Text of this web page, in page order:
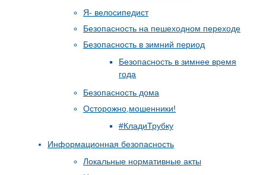
Я- велосипедист
Безопасность на пешеходном переходе
Безопасность в зимний период
Безопасность в зимнее время
года
Безопасность дома
Осторожно,мошенники!
#КладиТрубку
Информационная безопасность
Локальные нормативные акты